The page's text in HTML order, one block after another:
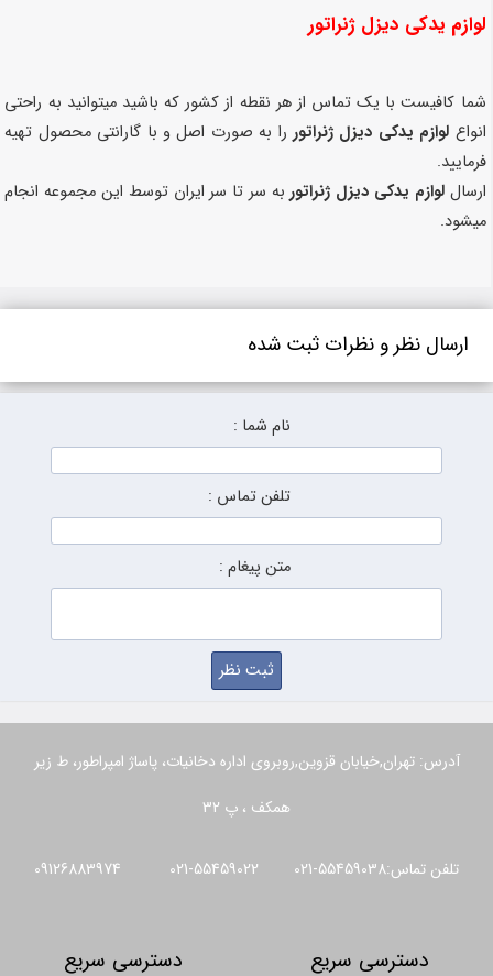
لوازم یدکی دیزل ژنراتور
شما کافیست با یک تماس از هر نقطه از کشور که باشید میتوانید به راحتی
انواع لوازم یدکی دیزل ژنراتور را به صورت اصل و با گارانتی محصول تهیه
فرمایید.
ارساللوازم یدکی دیزل ژنراتوربه سر تا سر ایران توسط این مجموعه انجام
میشود.
ارسال نظر و نظرات ثبت شده
نام شما :
تلفن تماس :
متن پیغام :
آدرس: تهران,خیابان قزوین,روبروی اداره دخانیات، پاساژ امپراطور، ط زیر
همکف ، پ 32
تلفن تماس:55459038-021 55459022-021 09126883974
دسترسی سریع دسترسی سریع